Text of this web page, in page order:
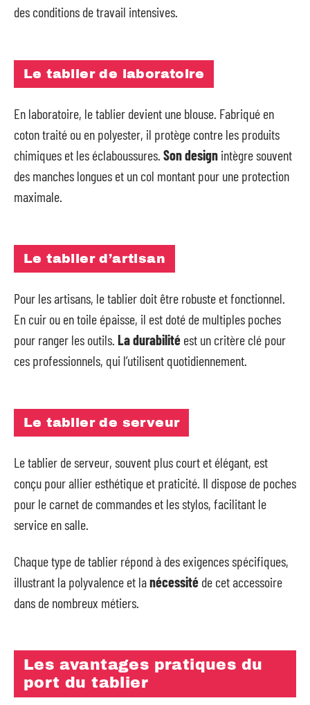
des conditions de travail intensives.
Le tablier de laboratoire
En laboratoire, le tablier devient une blouse. Fabriqué en
coton traité ou en polyester, il protège contre les produits
chimiques et les éclaboussures. Son design intègre souvent
des manches longues et un col montant pour une protection
maximale.
Le tablier d’artisan
Pour les artisans, le tablier doit être robuste et fonctionnel.
En cuir ou en toile épaisse, il est doté de multiples poches
pour ranger les outils. La durabilité est un critère clé pour
ces professionnels, qui l’utilisent quotidiennement.
Le tablier de serveur
Le tablier de serveur, souvent plus court et élégant, est
conçu pour allier esthétique et praticité. Il dispose de poches
pour le carnet de commandes et les stylos, facilitant le
service en salle.
Chaque type de tablier répond à des exigences spécifiques,
illustrant la polyvalence et lanécessité de cet accessoire
dans de nombreux métiers.
Les avantages pratiques du
port du tablier